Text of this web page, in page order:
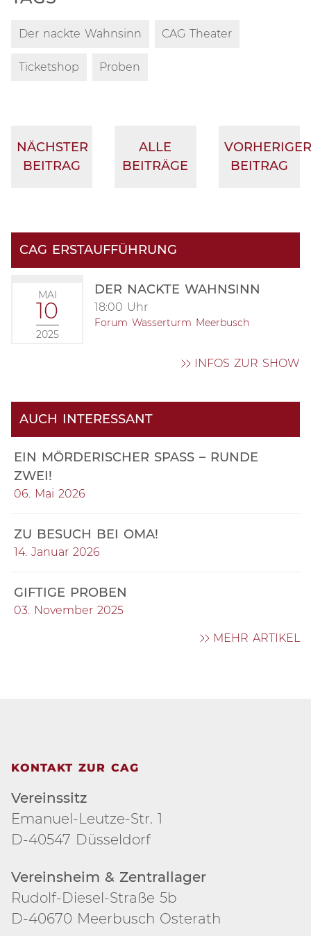
Der nackte Wahnsinn CAG Theater
Ticketshop Proben
NÄCHSTER
BEITRAG
ALLE
BEITRÄGE
VORHERIGER
BEITRAG
CAG ERSTAUFFÜHRUNG
MAI
10
2025
DER NACKTE WAHNSINN
18:00 Uhr
Forum Wasserturm Meerbusch
INFOS ZUR SHOW
AUCH INTERESSANT
EIN MÖRDERISCHER SPASS – RUNDE Z
WEI!
06. Mai 2026
ZU BESUCH BEI OMA!
14. Januar 2026
GIFTIGE PROBEN
03. November 2025
MEHR ARTIKEL
KONTAKT ZUR CAG
Vereinssitz
Emanuel-Leutze-Str. 1
D-40547 Düsseldorf
Vereinsheim & Zentrallager
Rudolf-Diesel-Straße 5b
D-40670 Meerbusch Osterath